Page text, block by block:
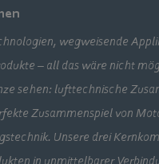
wegweisende
– all das wäre nicht
sehen: lufttechnische
Zusammenspiel von
Unsere drei
in unmittelbarer